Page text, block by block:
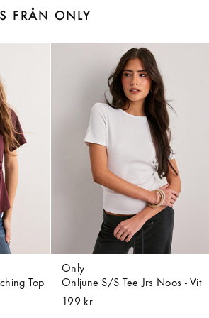
FRÅN ONLY
Top
Only
Onljune S/S Tee Jrs Noos - Vit
199 kr